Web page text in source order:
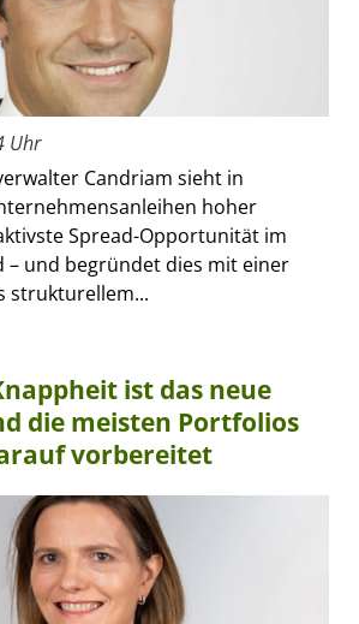
Uhr
Candriam sieht in
hoher
Spread-Opportunität im
– und begründet dies mit einer
strukturellem...
ist das neue
die meisten Portfolios
vorbereitet